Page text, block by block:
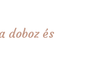
doboz és